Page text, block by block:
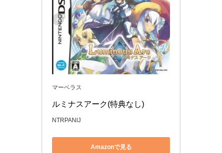
マーベラス
ルミナスアーク(特典なし)
NTRPANIJ
Amazonで見る